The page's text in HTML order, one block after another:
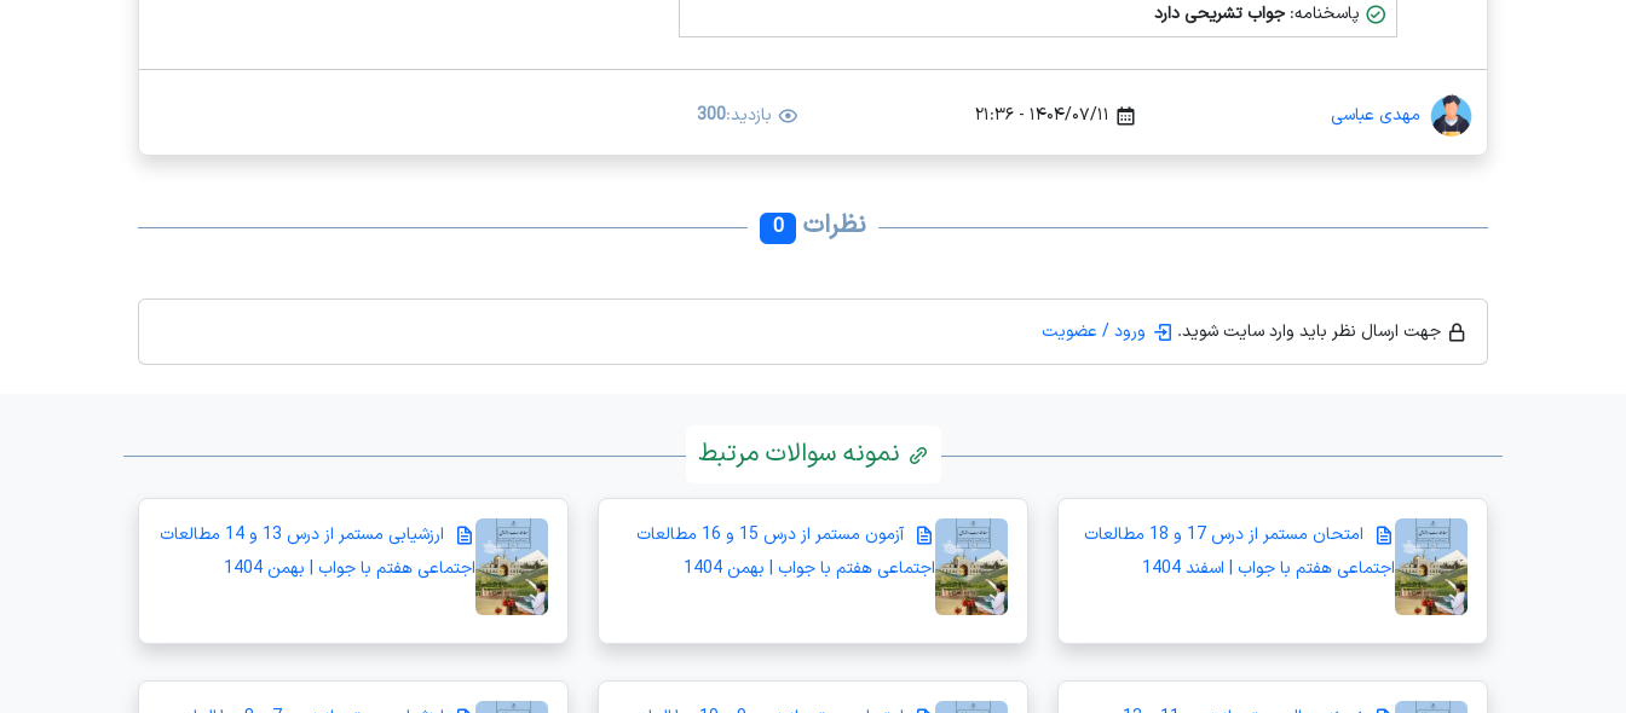
پاسخنامه: جواب تشریحی دارد
مهدی عباسی ۱۴۰۴/۰۷/۱۱ - ۲۱:۳۶ بازدید:300
نظرات 0
جهت ارسال نظر باید وارد سایت شوید. ورود / عضویت
نمونه سوالات مرتبط
امتحان مستمر از درس 17 و 18 مطالعات
اجتماعی هفتم با جواب | اسفند 1404
آزمون مستمر از درس 15 و 16 مطالعات
اجتماعی هفتم با جواب | بهمن 1404
ارزشیابی مستمر از درس 13 و 14 مطالعات
اجتماعی هفتم با جواب | بهمن 1404